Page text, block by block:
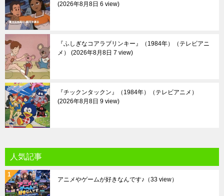
2026年8月8日 6 view
『ふしぎなコアラブリンキー』（1984年）（テレビアニ
メ）
2026年8月8日 7 view
『チックンタックン』（1984年）（テレビアニメ）
2026年8月8日 9 view
人気記事
アニメやゲームが好きなんです♪ （33 view）